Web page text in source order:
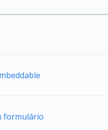
formulário